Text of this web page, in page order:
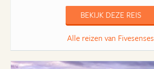
BEKIJK DEZE REIS
Alle reizen van Fivesenses